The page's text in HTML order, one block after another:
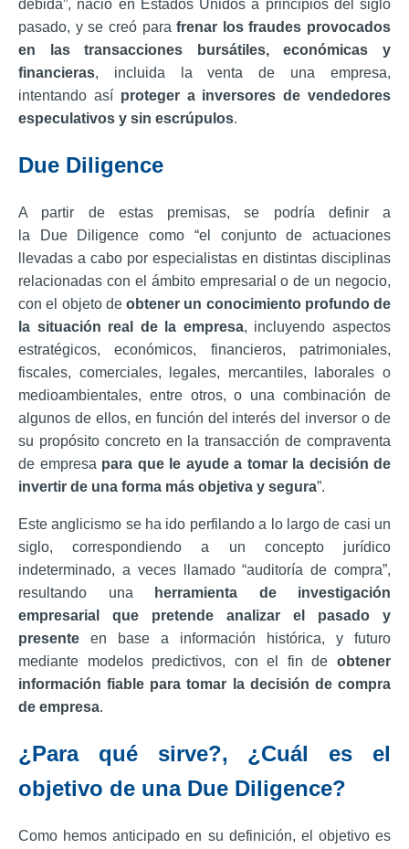
debida”, nació en Estados Unidos a principios del siglo
pasado, y se creó parafrenar los fraudes provocados
en las transacciones bursátiles, económicas y
financieras, incluida la venta de una empresa,
intentando así proteger a inversores de vendedores
especulativos y sin escrúpulos.
Due Diligence
A partir de estas premisas, se podría definir a
la Due Diligence como “el conjunto de actuaciones
llevadas a cabo por especialistas en distintas disciplinas
relacionadas con el ámbito empresarial o de un negocio,
con el objeto de obtener un conocimiento profundo de
la situación real de la empresa, incluyendo aspectos
estratégicos, económicos, financieros, patrimoniales,
fiscales, comerciales, legales, mercantiles, laborales o
medioambientales, entre otros, o una combinación de
algunos de ellos, en función del interés del inversor o de
su propósito concreto en la transacción de compraventa
de empresa para que le ayude a tomar la decisión de
invertir de una forma más objetiva y segura”.
Este anglicismo se ha ido perfilando a lo largo de casi un
siglo, correspondiendo a un concepto jurídico
indeterminado, a veces llamado “auditoría de compra”,
resultando una
herramienta de investigación
empresarial que pretende analizar el pasado y
presente en base a información histórica, y futuro
mediante modelos predictivos, con el fin de obtener
información fiable para tomar la decisión de compra
de empresa.
¿Para qué sirve?, ¿Cuál es el
objetivo de una Due Diligence?
Como hemos anticipado en su definición, el objetivo es